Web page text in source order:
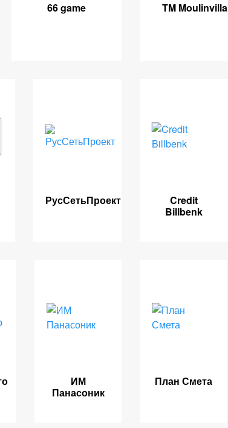
66 game TM Moulinvilla
РусСетьПроект
Credit
Billbenk
ИМ
Панасоник
План Смета